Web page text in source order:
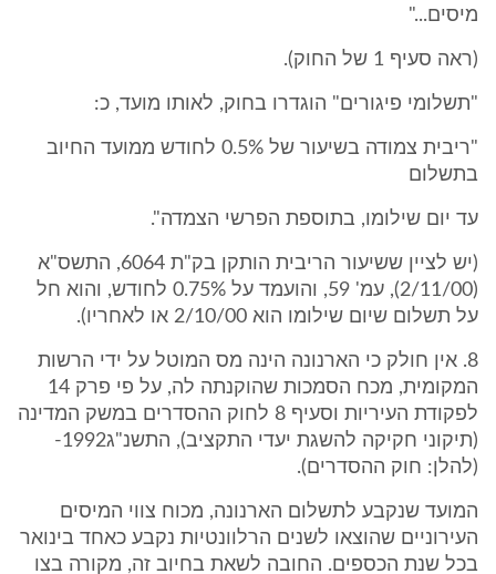
מיסים..."
(ראה סעיף 1 של החוק).
"תשלומי פיגורים" הוגדרו בחוק, לאותו מועד, כ:
"ריבית צמודה בשיעור של 0.5% לחודש ממועד החיוב
בתשלום
עד יום שילומו, בתוספת הפרשי הצמדה".
(יש לציין ששיעור הריבית הותקן בק"ת 6064, התשס"א
(2/11/00), עמ' 59, והועמד על 0.75% לחודש, והוא חל
על תשלום שיום שילומו הוא 2/10/00 או לאחריו).
8. אין חולק כי הארנונה הינה מס המוטל על ידי הרשות
המקומית, מכח הסמכות שהוקנתה לה, על פי פרק 14
לפקודת העיריות וסעיף 8 לחוק ההסדרים במשק המדינה
(תיקוני חקיקה להשגת יעדי התקציב), התשנ"ג1992-
(להלן: חוק ההסדרים).
המועד שנקבע לתשלום הארנונה, מכוח צווי המיסים
העירוניים שהוצאו לשנים הרלוונטיות נקבע כאחד בינואר
בכל שנת הכספים. החובה לשאת בחיוב זה, מקורה בצו